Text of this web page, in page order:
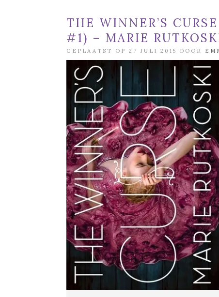
THE WINNER’S
#1) – MARIE
GEPLAATST OP 27 JULI 2015 DOOR